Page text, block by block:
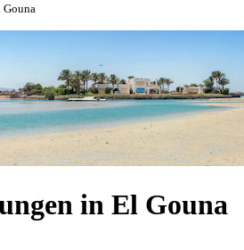
in El Gouna